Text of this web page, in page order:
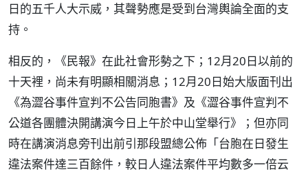
日的五千人大示威，其聲勢應是受到台灣輿論全面的支
持。
相反的，《民報》在此社會形勢之下；12月20日以前的
十天裡，尚未有明顯相關消息；12月20日始大版面刊出
《為澀谷事件宣判不公告同胞書》及《澀谷事件宣判不
公道各團體決開講演今日上午於中山堂舉行》；但亦同
時在講演消息旁刊出前引那段盟總公佈「台胞在日發生
違法案件達三百餘件，較日人違法案件平均數多一倍云